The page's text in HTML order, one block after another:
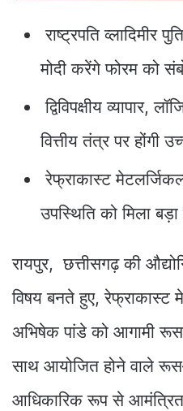
राष्ट्रपति व्लादिमीर
मोदी करेंगे फोरम को
द्विविपक्षीय व्यापार,
वित्तीय तंत्र पर होंगी
रेफ्राकास्ट
उपस्थिति को मिला
रायपुर, छत्तीसगढ़ की
विषय बनते हुए, रेफ्राकास्ट
अभिषेक पांडे को आगामी
साथ आयोजित होने वाले
आधिकारिक रूप से आमंत्रित